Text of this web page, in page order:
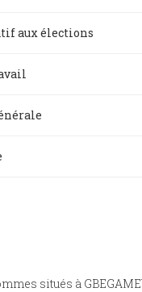
aux élections
situés à